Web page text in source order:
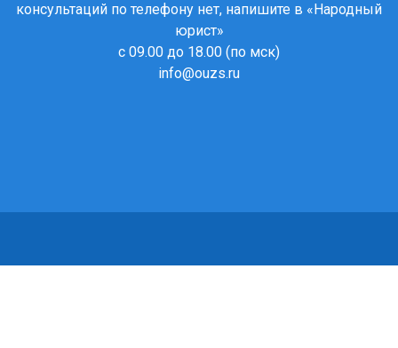
консультаций по телефону нет, напишите в «Народный
юрист»
с 09.00 до 18.00 (по мск)
info@ouzs.ru